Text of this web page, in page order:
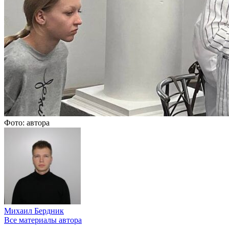
Фото: автора
Михаил Бердник
Все материалы автора